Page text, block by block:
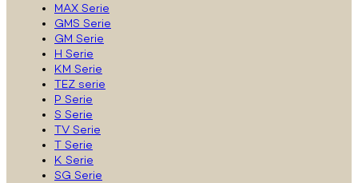
MAX Serie
GMS Serie
GM Serie
H Serie
KM Serie
TEZ serie
P Serie
S Serie
TV Serie
T Serie
K Serie
SG Serie